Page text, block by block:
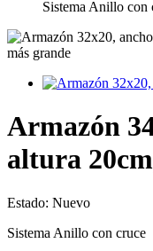
Sistema Anillo con
más grande
Armazón
altura
Estado: Nuevo
Sistema Anillo con cruce